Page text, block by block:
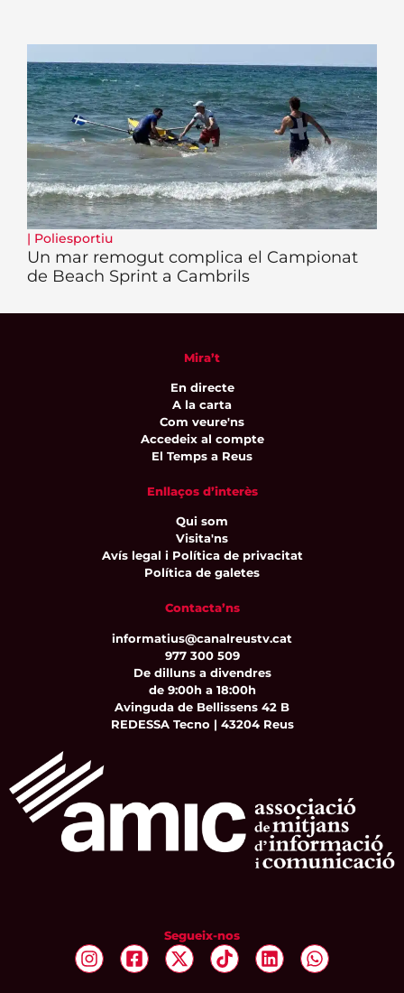
| Poliesportiu
Un mar remogut complica el Campionat
de Beach Sprint a Cambrils
Mira’t
En directe
A la carta
Com veure'ns
Accedeix al compte
El Temps a Reus
Enllaços d’interès
Qui som
Visita'ns
Avís legal i Política de privacitat
Política de galetes
Contacta’ns
informatius@canalreustv.cat
977 300 509
De dilluns a divendres
de 9:00h a 18:00h
Avinguda de Bellissens 42 B
REDESSA Tecno | 43204 Reus
Segueix-nos